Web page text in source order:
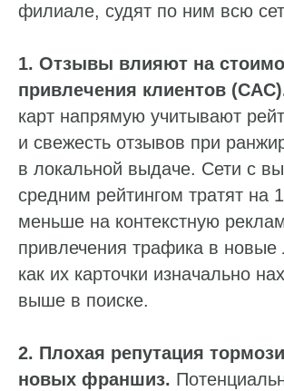
филиале, судят по ним всю
1. Отзывы влияют на
привлечения клиентов
карт напрямую учитывают
и свежесть отзывов при
в локальной выдаче. Сети с
средним рейтингом тратят на
меньше на контекстную
привлечения трафика в новые
как их карточки изначально
выше в поиске.
2. Плохая репутация
новых франшиз.